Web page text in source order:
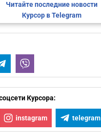
Читайте последние новости
Курсор в Telegram
Telegram
Курсора:
instagram telegram